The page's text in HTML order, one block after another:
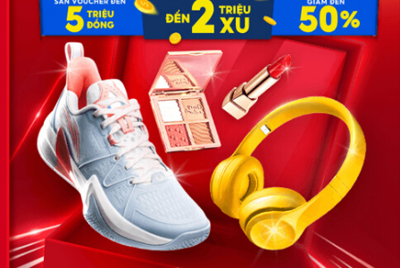
SĐT: 0981 448 766
Email:
hotro@timviec.com.vn
VỀ CHÚNG TÔI
News.timviec.com.vn là website cung cấp thông tin liên quan đến
nhân sự, nghề nghiệp do Timviec.com.vn vận hành nhằm giúp
doanh nghiệp, nhân sự tuyển dụng, người đi làm, người tìm việc
cập nhật thông tin và đáp ứng được mong muốn của mình.
KẾT NỐI
Giấy phép hoạt động dịch vụ
việc làm số 54/2019/SLĐTBXH-